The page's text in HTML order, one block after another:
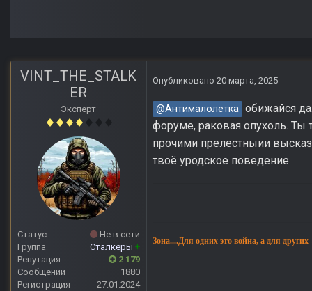
VINT_THE_STALK
ER
Эксперт
Статус
Не в сети
Группа
Сталкеры +
Репутация
2 179
Сообщений
1880
Регистрация
27.01.2024
Опубликовано 20 марта, 2025
@Антималолетка обижайся
форуме, раковая опухоль. Ты
прочими прелестныии
твоё уродское поведение.
Зона....Для одних это война, а для